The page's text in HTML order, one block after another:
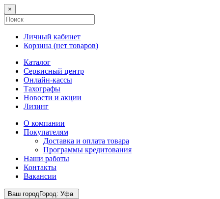
×
Личный кабинет
Корзина (нет товаров)
Каталог
Сервисный центр
Онлайн-кассы
Тахографы
Новости и акции
Лизинг
О компании
Покупателям
Доставка и оплата товара
Программы кредитования
Наши работы
Контакты
Вакансии
Ваш городГород: Уфа